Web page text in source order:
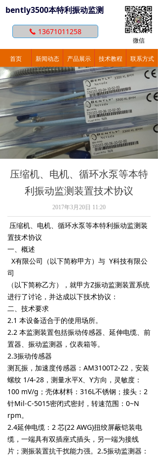
bently3500本特利振动监测
微信
首页 新闻动态 产品展示 技术教程 联系方式
끅 13671011258
压缩机、电机、循环水泵等本特
利振动监测装置技术协议
压缩机、电机、循环水泵等本特利振动监测装
置技术协议
一、概述
X有限公司（以下简称甲方）与 Y科技有限公
司
（以下简称乙方），就甲方Z振动监测装置系统
进行了讨论，并达成以下技术协议：
二、技术要求
2.1 本设备适合于的使用场所。
2.2 本监测装置包括振动传感器、延伸电缆、 前
置器、 振动监测器 ，仪表箱等。
2.3振动传感器
测瓦振，加速度传感器 ：AM3100T2-Z2，安装
螺纹 1/4-28，测量水平X、Y方向，灵敏度：
100 mV/g；壳体材料：316L不锈钢；接头：2
针Mil-C-5015密闭式密封，转速范围：0~N
rpm。
2.4延伸电缆：2 芯(22 AWG)扭绞屏蔽铠装电
缆，一端具有双插座式插头，另一端为接线
片；测振装置抗干扰能力强。2.5振动监测器：
2017年3月20日 11:20